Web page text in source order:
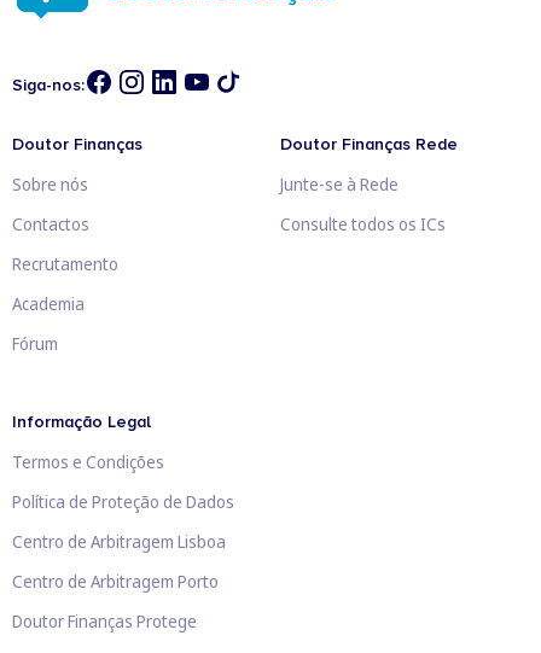
Siga-nos:
Doutor Finanças
Sobre nós
Contactos
Recrutamento
Academia
Fórum
Doutor Finanças Rede
Junte-se à Rede
Consulte todos os ICs
Informação Legal
Termos e Condições
Política de Proteção de Dados
Centro de Arbitragem Lisboa
Centro de Arbitragem Porto
Doutor Finanças Protege